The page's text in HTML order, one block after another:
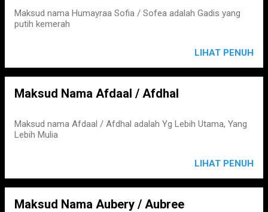
Maksud nama Humayraa Sofia / Sofea adalah Gadis yang
putih kemerah
LIHAT PENUH
Maksud Nama Afdaal / Afdhal
Maksud nama Afdaal / Afdhal adalah Yg Lebih Utama, Yang
Lebih Mulia
LIHAT PENUH
Maksud Nama Aubery / Aubree